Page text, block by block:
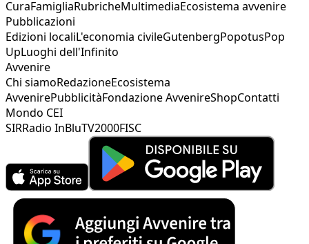
CuraFamigliaRubricheMultimediaEcosistema avvenire
Pubblicazioni
Edizioni localiL'economia civileGutenbergPopotusPop
UpLuoghi dell'Infinito
Avvenire
Chi siamoRedazioneEcosistema
AvvenirePubblicitàFondazione AvvenireShopContatti
Mondo CEI
SIRRadio InBluTV2000FISC